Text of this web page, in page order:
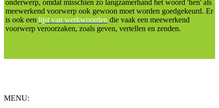
onderwerp, omdat misschien zo langzamerhand het woord 'hen' als
meewerkend voorwerp ook gewoon moet worden goedgekeurd. Er
is ook een lijst van werkwoorden die vaak een meewerkend
voorwerp veroorzaken, zoals geven, vertellen en zenden.
MENU: